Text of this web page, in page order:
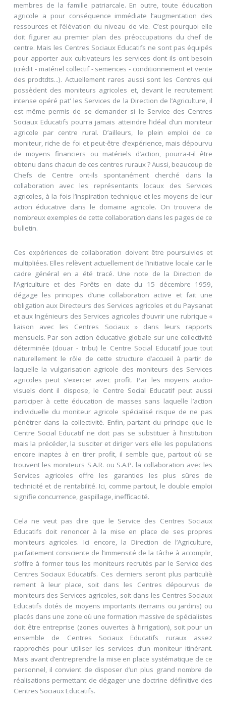
membres de la famille patriarcale. En outre, toute éducation
agricole a pour conséquence immédiate l’augmentation des
ressources et l’élévation du niveau de vie. C’est pourquoi elle
doit figurer au premier plan des préoccupations du chef de
centre. Mais les Centres Sociaux Educatifs ne sont pas équipés
pour apporter aux cultivateurs les services dont ils ont besoin
(crédit - matériel collectif - semences - conditionnement et vente
des prodtdts...). Actuellement rares aussi sont les Centres qui
possèdent des moniteurs agricoles et, devant le recrutement
intense opéré pat' les Services de la Direction de l’Agriculture, il
est même permis de se demander si le Service des Centres
Sociaux Educatifs pourra jamais atteindre l’idéal d’un moniteur
agricole par centre rural. D’ailleurs, le plein emploi de ce
moniteur, riche de foi et peut-être d’expérience, mais dépourvu
de moyens financiers ou matériels d’action, pourra-t-il être
obtenu dans chacun de ces centres ruraux ? Aussi, beaucoup de
Chefs de Centre ont-ils spontanément cherché dans la
collaboration avec les représentants locaux des Services
agricoles, à la fois l’inspiration technique et les moyens de leur
action éducative dans le domaine agricole. On trouvera de
nombreux exemples de cette collaboration dans les pages de ce
bulletin.
Ces expériences de collaboration doivent être poursuivies et
multipliées. Elles relèvent actuellement de l’initiative locale car le
cadre général en a été tracé. Une note de la Direction de
l’Agriculture et des Forêts en date du 15 décembre 1959,
dégage les principes d’une collaboration active et fait une
obligation aux Directeurs des Services agricoles et du Paysanat
et aux Ingénieurs des Services agricoles d’ouvrir une rubrique «
liaison avec les Centres Sociaux » dans leurs rapports
mensuels. Par son action éducative globale sur une collectivité
déterminée (douar - tribu) le Centre Social Educatif joue tout
naturellement le rôle de cette structure d’accueil à partir de
laquelle la vulgarisation agricole des moniteurs des Services
agricoles peut s’exercer avec profit. Par les moyens audio-
visuels dont il dispose, le Centre Social Educatif peut aussi
participer à cette éducation de masses sans laquelle l’action
individuelle du moniteur agricole spécialisé risque de ne pas
pénétrer dans la collectivité. Enfin, partant du principe que le
Centre Social Educatif ne doit pas se substituer à l’institution
mais la précéder, la susciter et diriger vers elle les populations
encore inaptes à en tirer profit, il semble que, partout où se
trouvent les moniteurs S.A.R. ou S.A.P. la collaboration avec les
Services agricoles offre les garanties les plus sûres de
technicité et de rentabilité. Ici, comme partout, le double emploi
signifie concurrence, gaspillage, inefficacité.
Cela ne veut pas dire que le Service des Centres Sociaux
Educatifs doit renoncer à la mise en place de ses propres
moniteurs agricoles. Ici encore, la Direction de l’Agriculture,
parfaitement consciente de l’immensité de la tâche à accomplir,
s’offre à former tous les moniteurs recrutés par le Service des
Centres Sociaux Educatifs. Ces derniers seront plus particuliè
rement à leur place, soit dans les Centres dépourvus de
moniteurs des Services agricoles, soit dans les Centres Sociaux
Educatifs dotés de moyens importants (terrains ou jardins) ou
placés dans une zone où une formation massive de spécialistes
doit être entreprise (zones ouvertes à l’irrigation), soit pour un
ensemble de Centres Sociaux Educatifs ruraux assez
rapprochés pour utiliser les services d’un moniteur itinérant.
Mais avant d’entreprendre la mise en place systématique de ce
personnel, il convient de disposer d’un plus grand nombre de
réalisations permettant de dégager une doctrine définitive des
Centres Sociaux Educatifs.